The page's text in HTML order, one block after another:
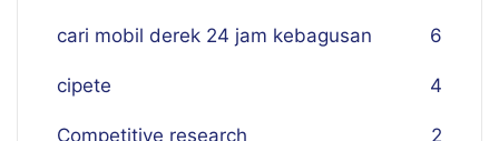
cari mobil derek 24 jam kebagusan 6
cipete 4
Competitive research 2